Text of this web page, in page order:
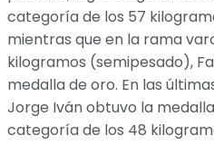
categoría de los 57
mientras que en la rama
kilogramos (semipesado),
medalla de oro. En las
Jorge Iván obtuvo la
categoría de los 48